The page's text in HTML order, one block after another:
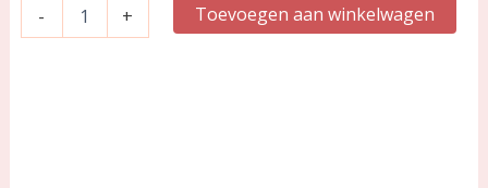
- + Toevoegen aan winkelwagen